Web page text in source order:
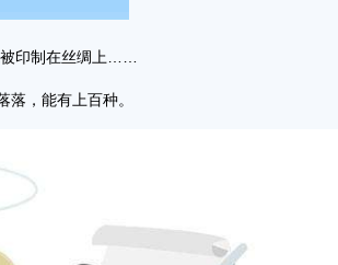
印制在丝绸上……
，能有上百种。